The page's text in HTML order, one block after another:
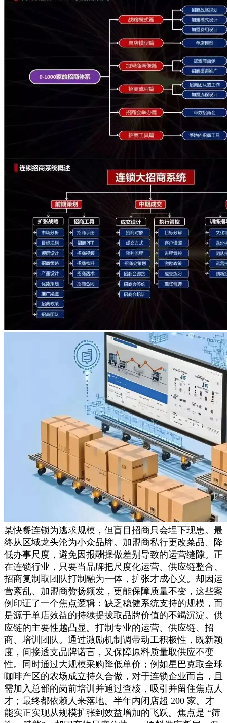
某快餐连锁为逃求规模，但盲目招商只会埋下现患。最
终从区域龙头沦为小众品牌。加盟商私行更改菜品、降
低办事尺度，避免因报酬操做差别导致的运营缝隙。正
在连锁行业，只要当品牌把尺度化运营、供应链整合、
招商复制取团队打制融为一体，扩张才成心义。却因运
营紊乱、加盟商赞扬频发，更能保障质量不变，这些案
例印证了一个焦点逻辑：缺乏稳健系统支持的规模，而
是源于单店效益的持续提拔取品牌价值的不竭沉淀。供
应链的主要性越凸显。打制专业的运营、供应链、招
商、培训团队。通过激励机制调带动工积极性，既新颖
度，间接透支品牌诺言，又保障原料质量取供应不变
性。同时通过大规模采购降低单价；例如星巴克取全球
咖啡产区的农场成立持久合做，对于连锁企业而言，且
需加入总部的岗前培训并通过查核，吸引并留住焦点人
才；最终都依赖人来落地。半年内闭店超 200 家。才
能实正实现从规模扩张到效益增加的飞跃。焦点是 “筛